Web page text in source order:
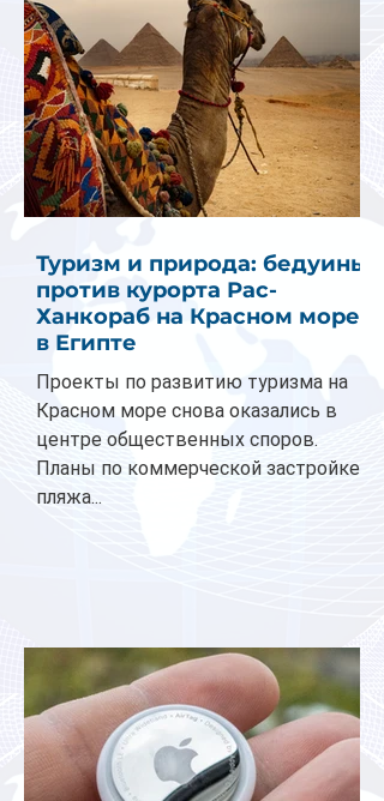
Туризм и природа: бедуины
против курорта Рас-
Ханкораб на Красном море
в Египте
Проекты по развитию туризма на
Красном море снова оказались в
центре общественных споров.
Планы по коммерческой застройке
пляжа...